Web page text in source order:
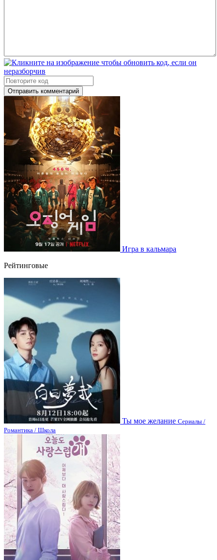
Отправить комментарий
Игра в кальмара
Рейтинговые
Ты мое желание Сериалы /
Романтика / Школа